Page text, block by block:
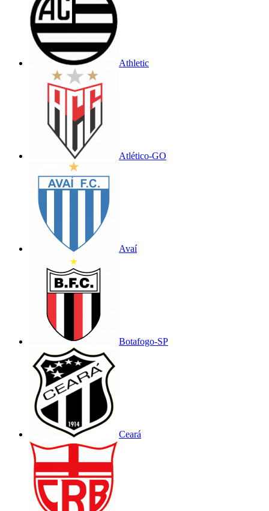
Athletic
Atlético-GO
Avaí
Botafogo-SP
Ceará